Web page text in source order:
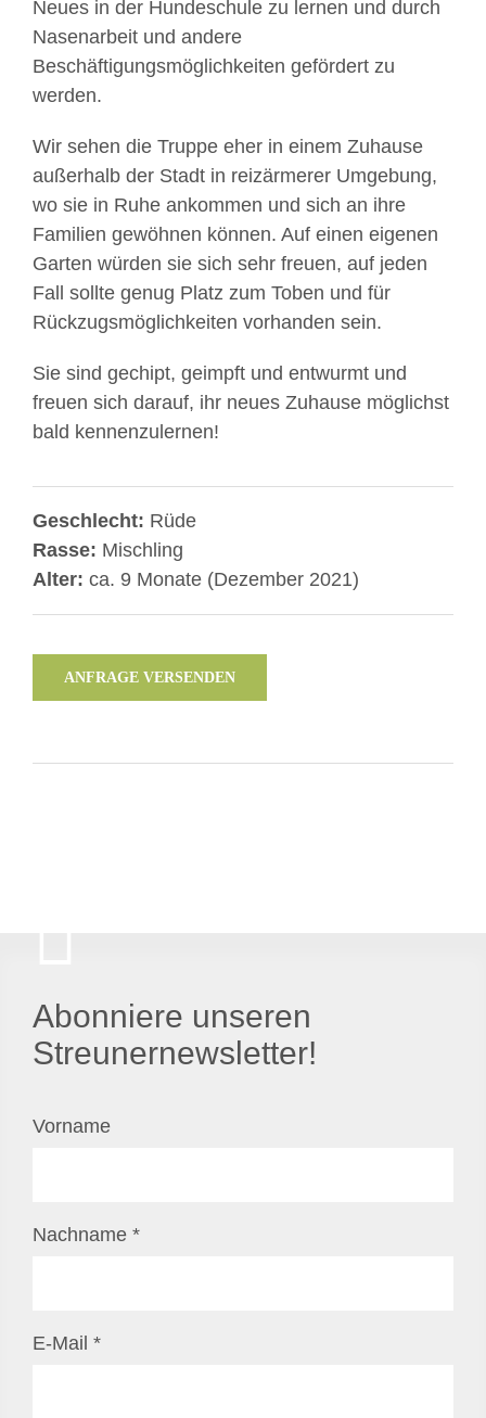
Neues in der Hundeschule zu lernen und durch
Nasenarbeit und andere
Beschäftigungsmöglichkeiten gefördert zu
werden.
Wir sehen die Truppe eher in einem Zuhause
außerhalb der Stadt in reizärmerer Umgebung,
wo sie in Ruhe ankommen und sich an ihre
Familien gewöhnen können. Auf einen eigenen
Garten würden sie sich sehr freuen, auf jeden
Fall sollte genug Platz zum Toben und für
Rückzugsmöglichkeiten vorhanden sein.
Sie sind gechipt, geimpft und entwurmt und
freuen sich darauf, ihr neues Zuhause möglichst
bald kennenzulernen!
Geschlecht: Rüde
Rasse: Mischling
Alter: ca. 9 Monate (Dezember 2021)
ANFRAGE VERSENDEN
Abonniere unseren
Streunernewsletter!
Vorname
Nachname *
E-Mail *